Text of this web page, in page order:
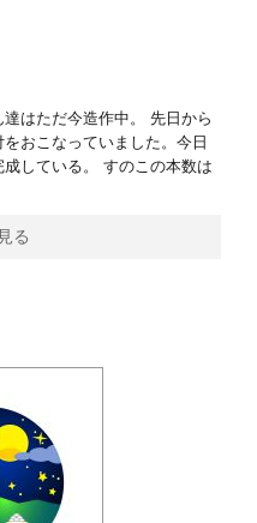
はただ今造作中。 先日から
おこなっていました。今日
している。 すのこの本数は
る